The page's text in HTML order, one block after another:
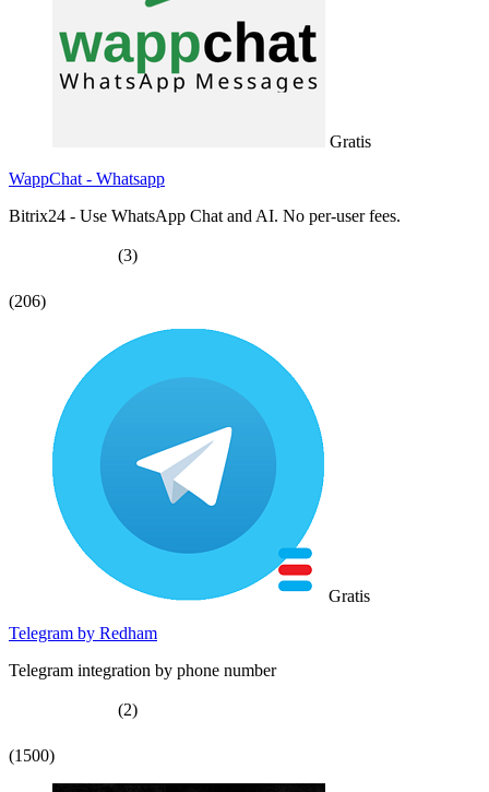
Gratis
WappChat - Whatsapp
Bitrix24 - Use WhatsApp Chat and AI. No per-user fees.
(3)
(206)
Gratis
Telegram by Redham
Telegram integration by phone number
(2)
(1500)